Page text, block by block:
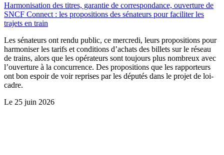
Harmonisation des titres, garantie de correspondance, ouverture de
SNCF Connect : les propositions des sénateurs pour faciliter les
trajets en train
Les sénateurs ont rendu public, ce mercredi, leurs propositions pour
harmoniser les tarifs et conditions d’achats des billets sur le réseau
de trains, alors que les opérateurs sont toujours plus nombreux avec
l’ouverture à la concurrence. Des propositions que les rapporteurs
ont bon espoir de voir reprises par les députés dans le projet de loi-
cadre.
Le 25 juin 2026